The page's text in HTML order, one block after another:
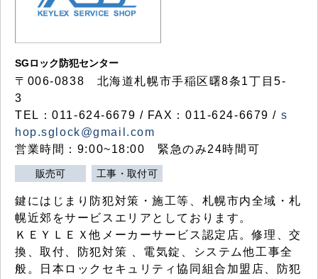
SGロック防犯センター
〒006-0838 北海道札幌市手稲区曙8条1丁目5-
3
TEL：011-624-6679 / FAX：011-624-6679 / s
hop.sglock@gmail.com
営業時間：9:00~18:00 緊急のみ24時間可
販売可 工事・取付可
鍵にはじまり防犯対策・施工等、札幌市内全域・札
幌近郊をサービスエリアとしております。
ＫＥＹＬＥＸ他メーカーサービス認定店。修理、交
換、取付、防犯対策 、電気錠、システム他工事全
般。日本ロックセキュリティ協同組合加盟店、防犯